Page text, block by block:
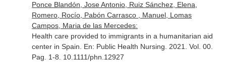
Ponce Blandón, Jose Antonio, Ruiz Sánchez, Elena,
Romero, Rocío, Pabón Carrasco , Manuel, Lomas
Campos, Maria de las Mercedes:
Health care provided to immigrants in a humanitarian aid
center in Spain. En: Public Health Nursing . 2021. Vol. 00.
Pag. 1-8. 10.1111/phn.12927